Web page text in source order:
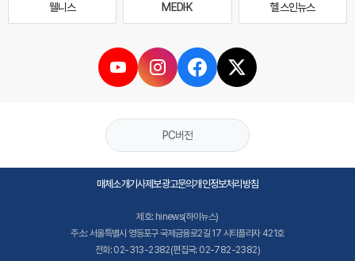
웰니스 MEDI·K 헬스인뉴스
PC버전
매체소개기사제보광고문의개인정보처리방침
제호: hinews(하이뉴스)
주소: 서울특별시 영등포구 국제금융로2길 17 시티플라자 421호
전화: 02-313-2382(편집국: 02-782-2382)